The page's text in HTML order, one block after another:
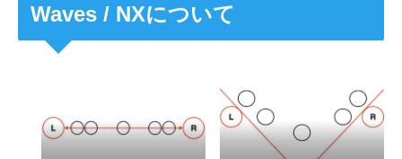
Waves / NXについて